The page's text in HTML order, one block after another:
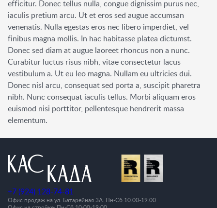
efficitur. Donec tellus nulla, congue dignissim purus nec,
iaculis pretium arcu. Ut et eros sed augue accumsan
venenatis. Nulla egestas eros nec libero imperdiet, vel
finibus magna mollis. In hac habitasse platea dictumst.
Donec sed diam at augue laoreet rhoncus non a nunc.
Curabitur luctus risus nibh, vitae consectetur lacus
vestibulum a. Ut eu leo magna. Nullam eu ultricies dui.
Donec nisl arcu, consequat sed porta a, suscipit pharetra
nibh. Nunc consequat iaculis tellus. Morbi aliquam eros
euismod nisi porttitor, pellentesque hendrerit massa
elementum.
+7 (924) 128-74-81
Офис продаж на ул. Батарейная 3А: Пн-Cб 10:00-19:00